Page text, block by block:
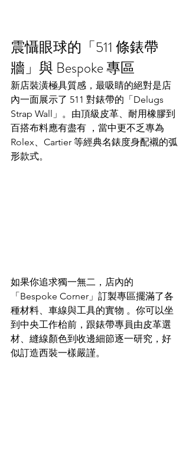
震懾眼球的「511 條錶帶
牆」與 Bespoke 專區
新店裝潢極具質感，最吸睛的絕對是店
內一面展示了 511 對錶帶的「Delugs
Strap Wall」。由頂級皮革、耐用橡膠到
百搭布料應有盡有 ，當中更不乏專為
Rolex、Cartier 等經典名錶度身配襯的弧
形款式。
如果你追求獨一無二，店內的
「Bespoke Corner」訂製專區擺滿了各
種材料、車線與工具的實物 。你可以坐
到中央工作枱前，跟錶帶專員由皮革選
材、縫線顏色到收邊細節逐一研究，好
似訂造西裝一樣嚴謹。